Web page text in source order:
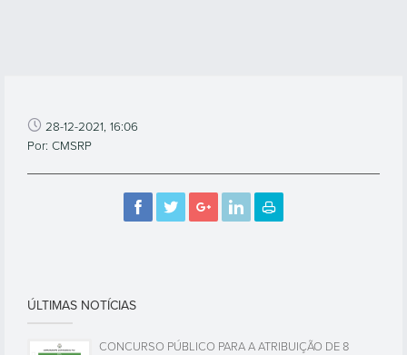
28-12-2021, 16:06
Por: CMSRP
ÚLTIMAS NOTÍCIAS
CONCURSO PÚBLICO PARA A ATRIBUIÇÃO DE 8